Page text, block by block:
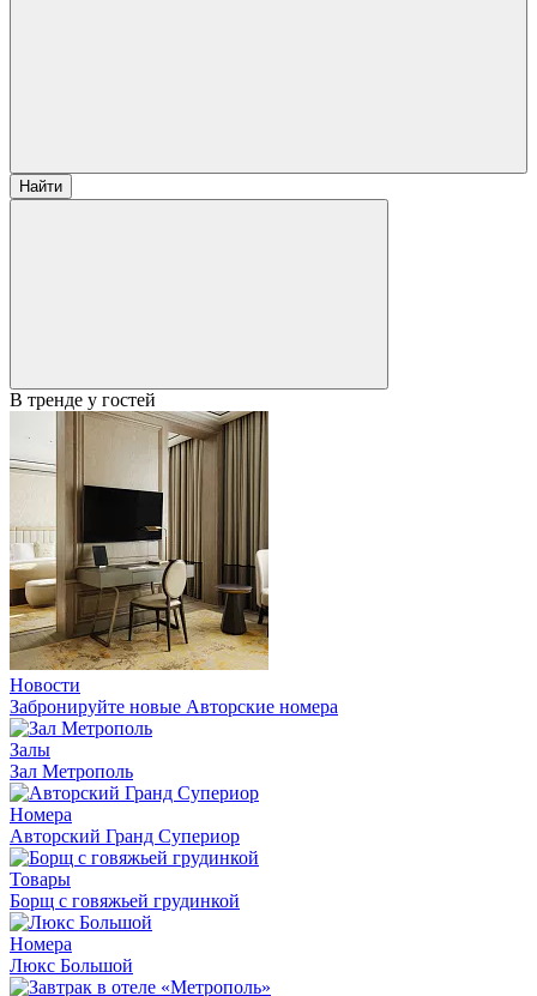
Найти
В тренде у гостей
Новости
Забронируйте новые Авторские номера
Залы
Зал Метрополь
Номера
Авторский Гранд Супериор
Товары
Борщ с говяжьей грудинкой
Номера
Люкс Большой